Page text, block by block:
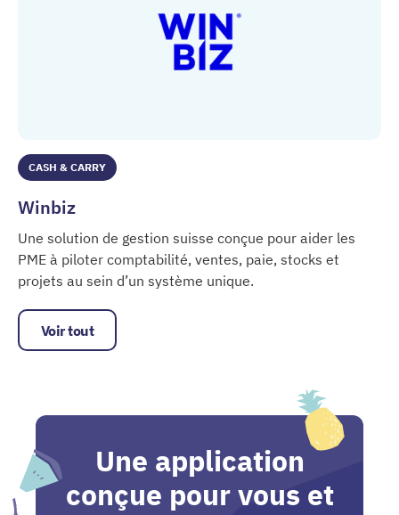
CASH & CARRY
Winbiz
Une solution de gestion suisse conçue pour aider les
PME à piloter comptabilité, ventes, paie, stocks et
projets au sein d’un système unique.
Voir tout
Une application
conçue pour vous et